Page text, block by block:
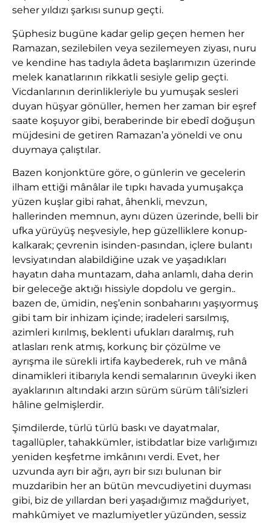
seher yıldızı şarkısı sunup geçti.
Şüphesiz bugüne kadar gelip geçen hemen her
Ramazan, sezilebilen veya sezilemeyen ziyası, nuru
ve kendine has tadıyla âdeta başlarımızın üzerinde
melek kanatlarının rikkatli sesiyle gelip geçti.
Vicdanlarının derinlikleriyle bu yumuşak sesleri
duyan hüşyar gönüller, hemen her zaman bir eşref
saate koşuyor gibi, beraberinde bir ebedî doğuşun
müjdesini de getiren Ramazan’a yöneldi ve onu
duymaya çalıştılar.
Bazen konjonktüre göre, o günlerin ve gecelerin
ilham ettiği mânâlar ile tıpkı havada yumuşakça
yüzen kuşlar gibi rahat, âhenkli, mevzun,
hallerinden memnun, aynı düzen üzerinde, belli bir
ufka yürüyüş neşvesiyle, hep güzelliklere konup-
kalkarak; çevrenin isinden-pasından, içlere bulantı
levsiyatından alabildiğine uzak ve yaşadıkları
hayatın daha muntazam, daha anlamlı, daha derin
bir geleceğe aktığı hissiyle dopdolu ve gergin..
bazen de, ümidin, neş’enin sonbaharını yaşıyormuş
gibi tam bir inhizam içinde; iradeleri sarsılmış,
azimleri kırılmış, beklenti ufukları daralmış, ruh
atlasları renk atmış, korkunç bir çözülme ve
ayrışma ile sürekli irtifa kaybederek, ruh ve mânâ
dinamikleri itibarıyla kendi semalarının üveyki iken
ayaklarının altındaki arzın sürüm sürüm tâli’sizleri
hâline gelmişlerdir.
Şimdilerde, türlü türlü baskı ve dayatmalar,
tagallüpler, tahakkümler, istibdatlar bize varlığımızı
yeniden keşfetme imkânını verdi. Evet, her
uzvunda ayrı bir ağrı, ayrı bir sızı bulunan bir
muzdaribin her an bütün mevcudiyetini duyması
gibi, biz de yıllardan beri yaşadığımız mağduriyet,
mahkûmiyet ve mazlumiyetler yüzünden, sessiz